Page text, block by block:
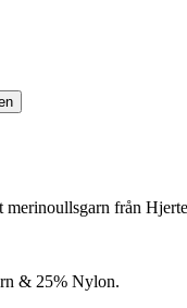
från
& 25% Nylon.